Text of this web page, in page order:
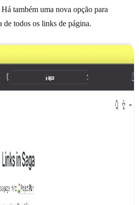
também uma nova opção para
de todos os links de página.